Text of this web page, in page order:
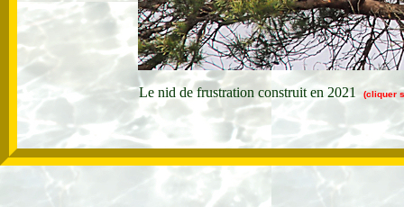
Le nid de frustration construit en 2021 (cliquer